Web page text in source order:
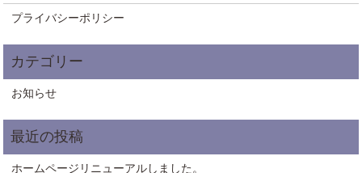
プライバシーポリシー
お知らせ
ホームページリニューアルしました。